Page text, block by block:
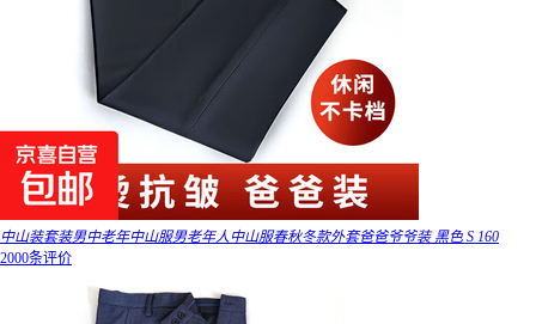
中山装套装男中老年中山服男老年人中山服春秋冬款外套爸爸爷爷装 黑色 S 160
2000条评价